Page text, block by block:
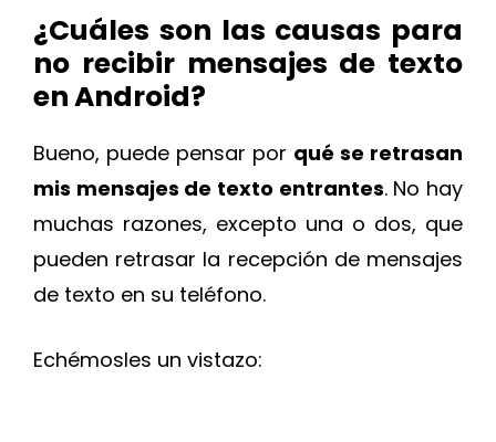
¿Cuáles son las causas para
no recibir mensajes de texto
en Android?
Bueno, puede pensar por qué se retrasan
mis mensajes de texto entrantes. No hay
muchas razones, excepto una o dos, que
pueden retrasar la recepción de mensajes
de texto en su teléfono.
Echémosles un vistazo: